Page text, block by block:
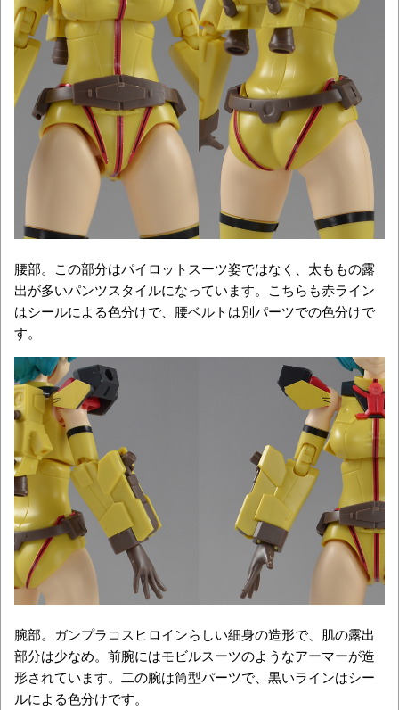
腰部。この部分はパイロットスーツ姿ではなく、太ももの露
出が多いパンツスタイルになっています。こちらも赤ライン
はシールによる色分けで、腰ベルトは別パーツでの色分けで
す。
腕部。ガンプラコスヒロインらしい細身の造形で、肌の露出
部分は少なめ。前腕にはモビルスーツのようなアーマーが造
形されています。二の腕は筒型パーツで、黒いラインはシー
ルによる色分けです。